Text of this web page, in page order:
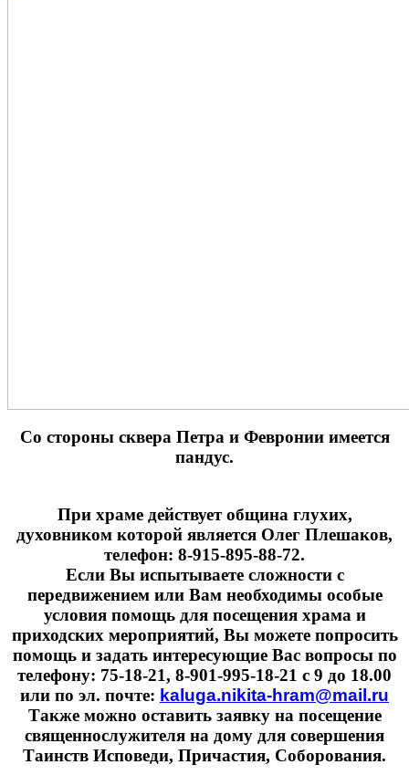
Cо стороны сквера Петра и Февронии имеется
пандус.
При храме действует община глухих,
духовником которой является Олег Плешаков,
телефон: 8-915-895-88-72.
Если Вы испытываете сложности с
передвижением или Вам необходимы особые
условия помощь для посещения храма и
приходских мероприятий, Вы можете попросить
помощь и задать интересующие Вас вопросы по
телефону: 75-18-21, 8-901-995-18-21 с 9 до 18.00
или по эл. почте: kaluga.nikita-hram@mail.ru
Также можно оставить заявку на посещение
священнослужителя на дому для совершения
Таинств Исповеди, Причастия, Соборования.